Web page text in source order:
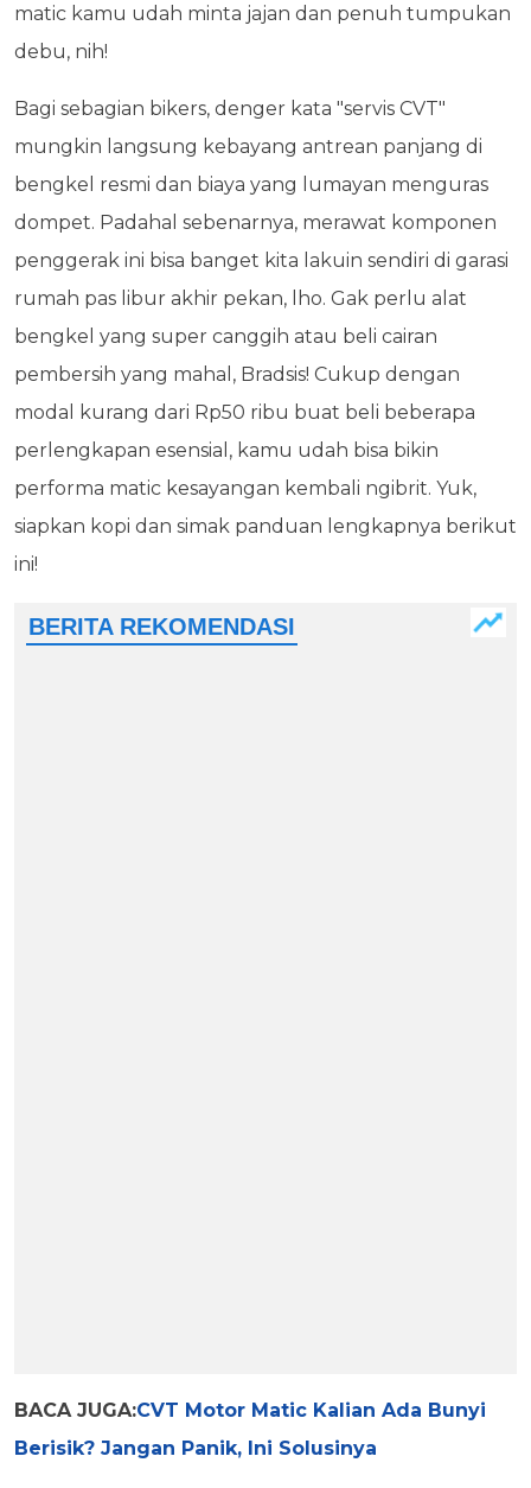
matic kamu udah minta jajan dan penuh tumpukan
debu, nih!
Bagi sebagian bikers, denger kata "servis CVT"
mungkin langsung kebayang antrean panjang di
bengkel resmi dan biaya yang lumayan menguras
dompet. Padahal sebenarnya, merawat komponen
penggerak ini bisa banget kita lakuin sendiri di garasi
rumah pas libur akhir pekan, lho. Gak perlu alat
bengkel yang super canggih atau beli cairan
pembersih yang mahal, Bradsis! Cukup dengan
modal kurang dari Rp50 ribu buat beli beberapa
perlengkapan esensial, kamu udah bisa bikin
performa matic kesayangan kembali ngibrit. Yuk,
siapkan kopi dan simak panduan lengkapnya berikut
ini!
BACA JUGA:CVT Motor Matic Kalian Ada Bunyi
Berisik? Jangan Panik, Ini Solusinya